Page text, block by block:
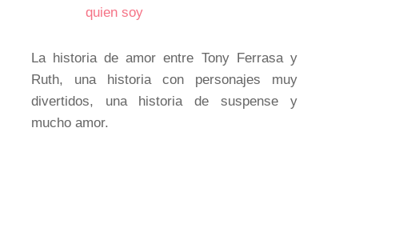
La historia de amor entre Tony Ferrasa y
Ruth, una historia con personajes muy
divertidos, una historia de suspense y
mucho amor.